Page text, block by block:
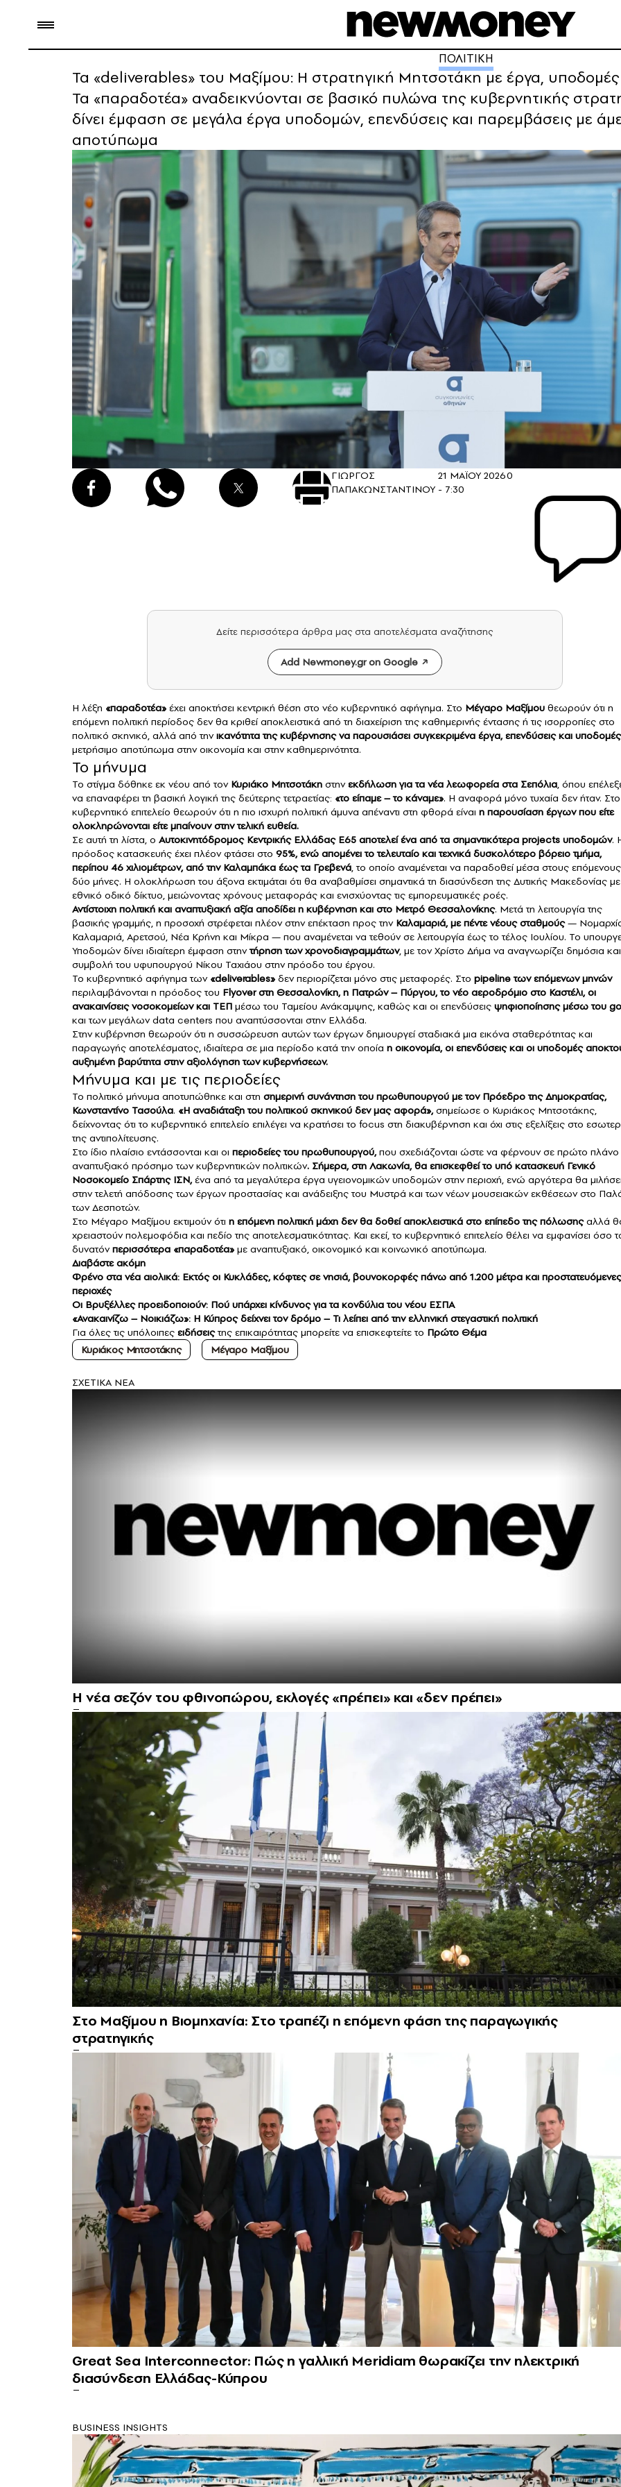
ΠΟΛΙΤΙΚΗ
Τα «deliverables» του Μαξίμου: Η στρατηγική Μητσοτάκη με έργα,
Τα «παραδοτέα» αναδεικνύονται σε βασικό πυλώνα της κυβερνητικής
δίνει έμφαση σε μεγάλα έργα υποδομών, επενδύσεις και παρεμβάσεις με
αποτύπωμα
ΓΙΩΡΓΟΣ
ΠΑΠΑΚΩΝΣΤΑΝΤΙΝΟΥ
21 ΜΑΪΟΥ 2026
- 7:30
0
Δείτε περισσότερα άρθρα μας στα αποτελέσματα αναζήτησης
Add Newmoney.gr on Google
Η λέξη «παραδοτέα» έχει αποκτήσει κεντρική θέση στο νέο κυβερνητικό αφήγημα. Στο Μέγαρο Μαξίμου θεωρούν ότι η
επόμενη πολιτική περίοδος δεν θα κριθεί αποκλειστικά από τη διαχείριση της καθημερινής έντασης ή τις ισορροπίες στο
πολιτικό σκηνικό, αλλά από τηνικανότητα της κυβέρνησης να παρουσιάσει συγκεκριμένα έργα, επενδύσεις και υποδομές
μετρήσιμο αποτύπωμα στην οικονομία και στην καθημερινότητα.
Το μήνυμα
Το στίγμα δόθηκε εκ νέου από τον Κυριάκο Μητσοτάκη στηνεκδήλωση για τα νέα λεωφορεία στα Σεπόλια, όπου
να επαναφέρει τη βασική λογική της δεύτερης τετραετίας: «το είπαμε – το κάναμε». Η αναφορά μόνο τυχαία δεν ήταν. Στο
κυβερνητικό επιτελείο θεωρούν ότι η πιο ισχυρή πολιτική άμυνα απέναντι στη φθορά είναι η παρουσίαση έργων που είτε
ολοκληρώνονται είτε μπαίνουν στην τελική ευθεία.
Σε αυτή τη λίστα, ο Αυτοκινητόδρομος Κεντρικής Ελλάδας Ε65 αποτελεί ένα από τα σημαντικότερα projects υποδομών.
πρόοδος κατασκευής έχει πλέον φτάσει στο 95%, ενώ απομένει το τελευταίο και τεχνικά δυσκολότερο βόρειο τμήμα,
περίπου 46 χιλιομέτρων, από την Καλαμπάκα έως τα Γρεβενά, το οποίο αναμένεται να παραδοθεί μέσα στους επόμενους
δύο μήνες. Η ολοκλήρωση του άξονα εκτιμάται ότι θα αναβαθμίσει σημαντικά τη διασύνδεση της Δυτικής Μακεδονίας
εθνικό οδικό δίκτυο, μειώνοντας χρόνους μεταφοράς και ενισχύοντας τις εμπορευματικές ροές.
Αντίστοιχη πολιτική και αναπτυξιακή αξία αποδίδει η κυβέρνηση και στο Μετρό Θεσσαλονίκης. Μετά τη λειτουργία της
βασικής γραμμής, η προσοχή στρέφεται πλέον στην επέκταση προς την Καλαμαριά, με πέντε νέους σταθμούς—
Καλαμαριά, Αρετσού, Νέα Κρήνη και Μίκρα — που αναμένεται να τεθούν σε λειτουργία έως το τέλος Ιουλίου. Το
Υποδομών δίνει ιδιαίτερη έμφαση στηντήρηση των χρονοδιαγραμμάτων, με τον Χρίστο Δήμα να αναγνωρίζει δημόσια
συμβολή του υφυπουργού Νίκου Ταχιάου στην πρόοδο του έργου.
Το κυβερνητικό αφήγημα των «deliverables» δεν περιορίζεται μόνο στις μεταφορές. Στο pipeline των επόμενων μηνών
περιλαμβάνονται η πρόοδος του Flyover στη Θεσσαλονίκη, η Πατρών – Πύργου, το νέο αεροδρόμιο στο Καστέλι, οι
ανακαινίσεις νοσοκομείων και ΤΕΠ μέσω του Ταμείου Ανάκαμψης, καθώς και οι επενδύσεις ψηφιοποίησης μέσω του
και των μεγάλων data centers που αναπτύσσονται στην Ελλάδα.
Στην κυβέρνηση θεωρούν ότι η συσσώρευση αυτών των έργων δημιουργεί σταδιακά μια εικόνα σταθερότητας και
παραγωγής αποτελέσματος, ιδιαίτερα σε μια περίοδο κατά την οποία η οικονομία, οι επενδύσεις και οι υποδομές
αυξημένη βαρύτητα στην αξιολόγηση των κυβερνήσεων.
Mήνυμα και με τις περιοδείες
Το πολιτικό μήνυμα αποτυπώθηκε και στη σημερινή συνάντηση του πρωθυπουργού με τον Πρόεδρο της Δημοκρατίας,
Κωνσταντίνο Τασούλα. «Η αναδιάταξη του πολιτικού σκηνικού δεν μας αφορά»,σημείωσε ο Κυριάκος Μητσοτάκης,
δείχνοντας ότι το κυβερνητικό επιτελείο επιλέγει να κρατήσει το focus στη διακυβέρνηση και όχι στις εξελίξεις στο
της αντιπολίτευσης.
Στο ίδιο πλαίσιο εντάσσονται και οι περιοδείες του πρωθυπουργού,που σχεδιάζονται ώστε να φέρνουν σε πρώτο πλάνο
αναπτυξιακό πρόσημο των κυβερνητικών πολιτικών. Σήμερα, στη Λακωνία, θα επισκεφθεί το υπό κατασκευή Γενικό
Νοσοκομείο Σπάρτης ΙΣΝ,ένα από τα μεγαλύτερα έργα υγειονομικών υποδομών στην περιοχή, ενώ αργότερα θα
στην τελετή απόδοσης των έργων προστασίας και ανάδειξης του Μυστρά και των νέων μουσειακών εκθέσεων στο
των Δεσποτών.
Στο Μέγαρο Μαξίμου εκτιμούν ότι η επόμενη πολιτική μάχη δεν θα δοθεί αποκλειστικά στο επίπεδο της πόλωσηςαλλά
χρειαστούν πολεμοφόδια και πεδίο της αποτελεσματικότητας. Και εκεί, το κυβερνητικό επιτελείο θέλει να εμφανίσει όσο
δυνατόνπερισσότερα «παραδοτέα» με αναπτυξιακό, οικονομικό και κοινωνικό αποτύπωμα.
Διαβάστε ακόμη
Φρένο στα νέα αιολικά: Εκτός οι Κυκλάδες, κόφτες σε νησιά, βουνοκορφές πάνω από 1.200 μέτρα και προστατευόμενες
περιοχές
Οι Βρυξέλλες προειδοποιούν: Πού υπάρχει κίνδυνος για τα κονδύλια του νέου ΕΣΠΑ
«Ανακαινίζω – Νοικιάζω»: Η Κύπρος δείχνει τον δρόμο – Τι λείπει από την ελληνική στεγαστική πολιτική
Για όλες τις υπόλοιπες ειδήσειςτης επικαιρότητας μπορείτε να επισκεφτείτε το Πρώτο Θέμα
Κυριάκος Μητσοτάκης
Μέγαρο Μαξίμου
ΣXETIKA NEA
Η νέα σεζόν του φθινοπώρου, εκλογές «πρέπει» και «δεν πρέπει»
Στο Μαξίμου η Βιομηχανία: Στο τραπέζι η επόμενη φάση της παραγωγικής
στρατηγικής
Great Sea Interconnector: Πώς η γαλλική Meridiam θωρακίζει την ηλεκτρική
διασύνδεση Ελλάδας-Κύπρου
BUSINESS INSIGHTS